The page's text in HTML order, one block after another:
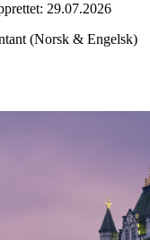
29.07.2026
(Norsk & Engelsk)